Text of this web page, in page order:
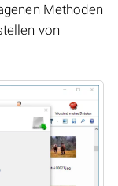
Methoden
von